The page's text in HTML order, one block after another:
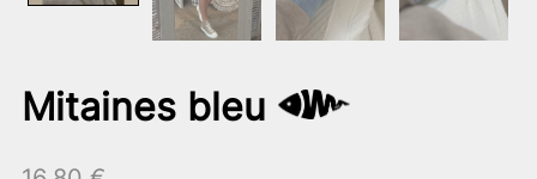
Mitaines bleu